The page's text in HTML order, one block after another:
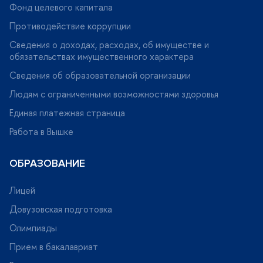
Фонд целевого капитала
Противодействие коррупции
Сведения о доходах, расходах, об имуществе и
обязательствах имущественного характера
Сведения об образовательной организации
Людям с ограниченными возможностями здоровья
Единая платежная страница
Работа в Вышке
ОБРАЗОВАНИЕ
Лицей
Довузовская подготовка
Олимпиады
Прием в бакалавриат